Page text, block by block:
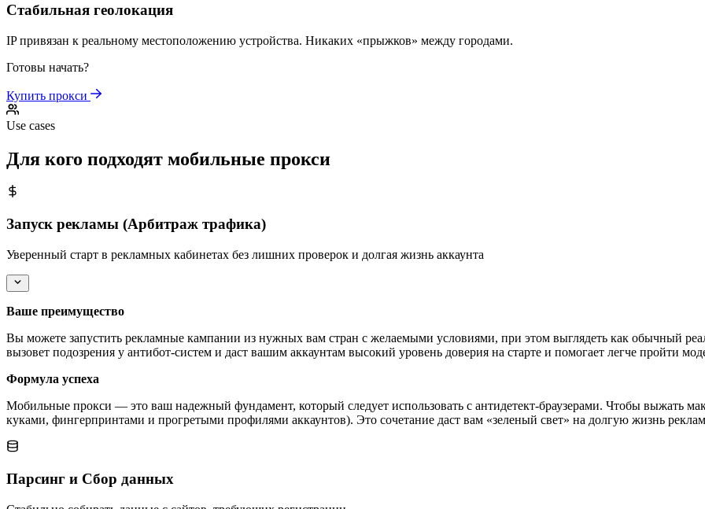
Стабильная геолокация
IP привязан к реальному местоположению устройства. Никаких «прыжков» между городами.
Готовы начать?
Купить прокси
Use cases
Для кого подходят мобильные прокси
Запуск рекламы (Арбитраж трафика)
Уверенный старт в рекламных кабинетах без лишних проверок и долгая жизнь аккаунта
Ваше преимущество
Вы можете запустить рекламные кампании из нужных вам стран с желаемыми условиями, при этом выглядеть как обычный
вызовет подозрения у антибот-систем и даст вашим аккаунтам высокий уровень доверия на старте и помогает легче пройти
Формула успеха
Мобильные прокси — это ваш надежный фундамент, который следует использовать с антидетект-браузерами. Чтобы выжать
куками, фингерпринтами и прогретыми профилями аккаунтов). Это сочетание даст вам «зеленый свет» на долгую жизнь
Парсинг и Сбор данных